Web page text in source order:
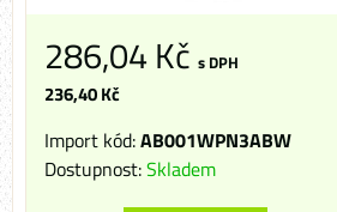
286,04 Kč s DPH
236,40 Kč
Import kód:AB001WPN3ABW
Dostupnost:Skladem